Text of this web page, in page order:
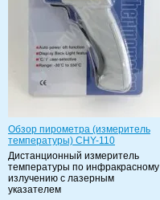
Обзор пирометра (измеритель
температуры) CHY-110
Дистанционный измеритель
температуры по инфракрасному
излучению с лазерным
указателем